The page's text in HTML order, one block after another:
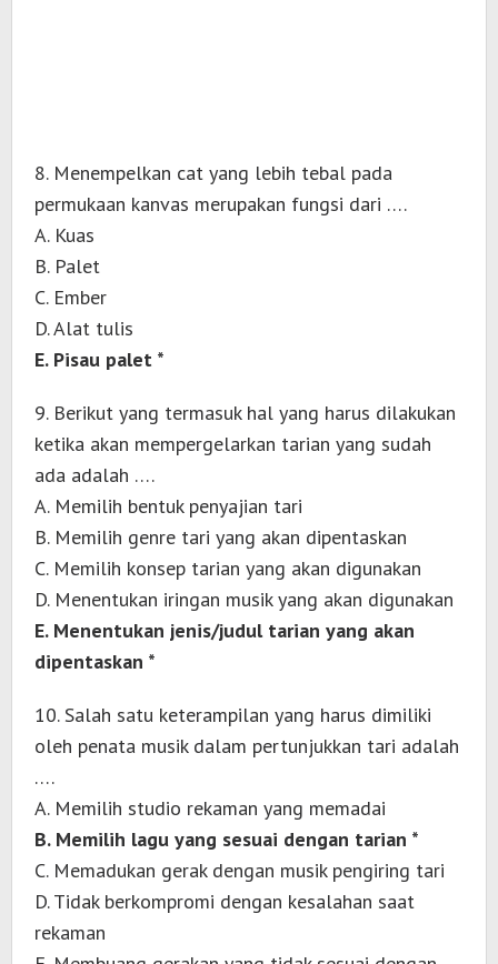
8. Menempelkan cat yang lebih tebal pada
permukaan kanvas merupakan fungsi dari ….
A. Kuas
B. Palet
C. Ember
D. Alat tulis
E. Pisau palet *
9. Berikut yang termasuk hal yang harus dilakukan
ketika akan mempergelarkan tarian yang sudah
ada adalah ….
A. Memilih bentuk penyajian tari
B. Memilih genre tari yang akan dipentaskan
C. Memilih konsep tarian yang akan digunakan
D. Menentukan iringan musik yang akan digunakan
E. Menentukan jenis/judul tarian yang akan
dipentaskan *
10. Salah satu keterampilan yang harus dimiliki
oleh penata musik dalam pertunjukkan tari adalah
….
A. Memilih studio rekaman yang memadai
B. Memilih lagu yang sesuai dengan tarian *
C. Memadukan gerak dengan musik pengiring tari
D. Tidak berkompromi dengan kesalahan saat
rekaman